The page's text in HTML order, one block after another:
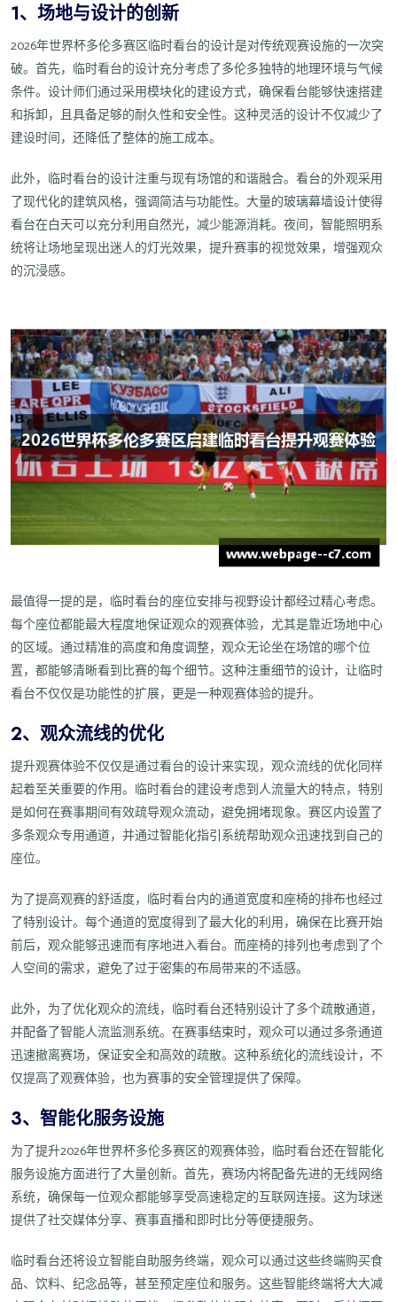
1、场地与设计的创新
2026年世界杯多伦多赛区临时看台的设计是对传统观赛设施的一次突
破。首先，临时看台的设计充分考虑了多伦多独特的地理环境与气候
条件。设计师们通过采用模块化的建设方式，确保看台能够快速搭建
和拆卸，且具备足够的耐久性和安全性。这种灵活的设计不仅减少了
建设时间，还降低了整体的施工成本。
此外，临时看台的设计注重与现有场馆的和谐融合。看台的外观采用
了现代化的建筑风格，强调简洁与功能性。大量的玻璃幕墙设计使得
看台在白天可以充分利用自然光，减少能源消耗。夜间，智能照明系
统将让场地呈现出迷人的灯光效果，提升赛事的视觉效果，增强观众
的沉浸感。
最值得一提的是，临时看台的座位安排与视野设计都经过精心考虑。
每个座位都能最大程度地保证观众的观赛体验，尤其是靠近场地中心
的区域。通过精准的高度和角度调整，观众无论坐在场馆的哪个位
置，都能够清晰看到比赛的每个细节。这种注重细节的设计，让临时
看台不仅仅是功能性的扩展，更是一种观赛体验的提升。
2、观众流线的优化
提升观赛体验不仅仅是通过看台的设计来实现，观众流线的优化同样
起着至关重要的作用。临时看台的建设考虑到人流量大的特点，特别
是如何在赛事期间有效疏导观众流动，避免拥堵现象。赛区内设置了
多条观众专用通道，并通过智能化指引系统帮助观众迅速找到自己的
座位。
为了提高观赛的舒适度，临时看台内的通道宽度和座椅的排布也经过
了特别设计。每个通道的宽度得到了最大化的利用，确保在比赛开始
前后，观众能够迅速而有序地进入看台。而座椅的排列也考虑到了个
人空间的需求，避免了过于密集的布局带来的不适感。
此外，为了优化观众的流线，临时看台还特别设计了多个疏散通道，
并配备了智能人流监测系统。在赛事结束时，观众可以通过多条通道
迅速撤离赛场，保证安全和高效的疏散。这种系统化的流线设计，不
仅提高了观赛体验，也为赛事的安全管理提供了保障。
3、智能化服务设施
为了提升2026年世界杯多伦多赛区的观赛体验，临时看台还在智能化
服务设施方面进行了大量创新。首先，赛场内将配备先进的无线网络
系统，确保每一位观众都能够享受高速稳定的互联网连接。这为球迷
提供了社交媒体分享、赛事直播和即时比分等便捷服务。
临时看台还将设立智能自助服务终端，观众可以通过这些终端购买食
品、饮料、纪念品等，甚至预定座位和服务。这些智能终端将大大减